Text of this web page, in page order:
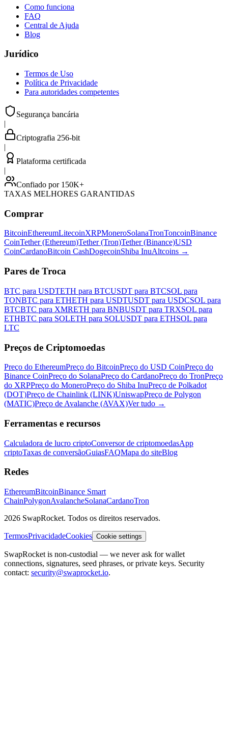
Como funciona
FAQ
Central de Ajuda
Blog
Jurídico
Termos de Uso
Política de Privacidade
Para autoridades competentes
Segurança bancária
|
Criptografia 256-bit
|
Plataforma certificada
|
Confiado por 150K+
TAXAS MELHORES GARANTIDAS
Comprar
BitcoinEthereumLitecoinXRPMoneroSolanaTronToncoinBinance
CoinTether (Ethereum)Tether (Tron)Tether (Binance)USD
CoinCardanoBitcoin CashDogecoinShiba InuAltcoins →
Pares de Troca
BTC para USDTETH para BTCUSDT para BTCSOL para
TONBTC para ETHETH para USDTUSDT para USDCSOL para
BTCBTC para XMRETH para BNBUSDT para TRXSOL para
ETHBTC para SOLETH para SOLUSDT para ETHSOL para
LTC
Preços de Criptomoedas
Preço do EthereumPreço do BitcoinPreço do USD CoinPreço do
Binance CoinPreço do SolanaPreço do CardanoPreço do TronPreço
do XRPPreço do MoneroPreço do Shiba InuPreço de Polkadot
(DOT)Preço de Chainlink (LINK)UniswapPreço de Polygon
(MATIC)Preço de Avalanche (AVAX)Ver tudo →
Ferramentas e recursos
Calculadora de lucro criptoConversor de criptomoedasApp
criptoTaxas de conversãoGuiasFAQMapa do siteBlog
Redes
EthereumBitcoinBinance Smart
ChainPolygonAvalancheSolanaCardanoTron
2026 SwapRocket. Todos os direitos reservados.
TermosPrivacidadeCookies Cookie settings
SwapRocket is non-custodial — we never ask for wallet
connections, signatures, seed phrases, or private keys. Security
contact: security@swaprocket.io.